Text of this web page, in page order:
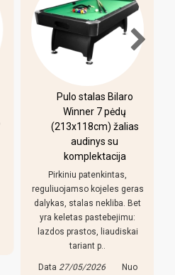
Pulo stalas Bilaro
Winner 7 pėdų
(213x118cm) žalias
audinys su
komplektacija
Pirkiniu patenkintas,
reguliuojamso kojeles geras
dalykas, stalas nekliba. Bet
yra keletas pastebejimu:
lazdos prastos, liaudiskai
tariant p..
Data 27/05/2026
Nuo